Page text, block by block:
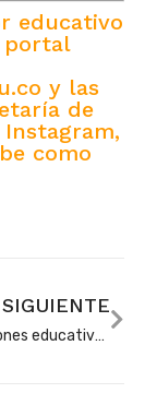
educativo
portal
y las
de
Instagram,
como
SIGUIENTE
Instituciones educativas privadas eligen a su representante ante la Junta Municipal de Educación